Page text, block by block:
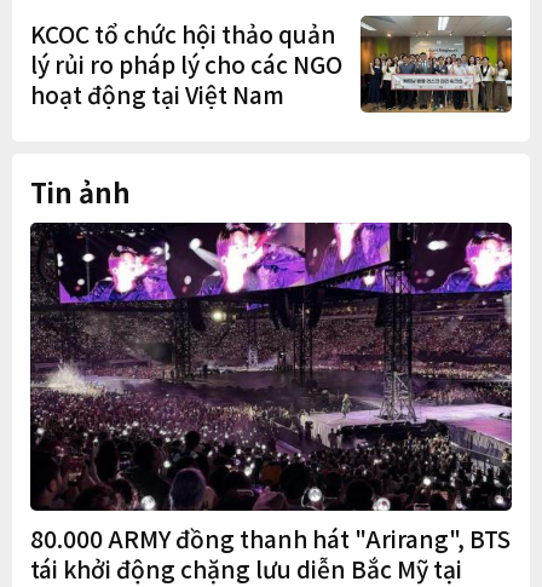
KCOC tổ chức hội thảo quản
lý rủi ro pháp lý cho các NGO
hoạt động tại Việt Nam
Tin ảnh
80.000 ARMY đồng thanh hát "Arirang", BTS
tái khởi động chặng lưu diễn Bắc Mỹ tại